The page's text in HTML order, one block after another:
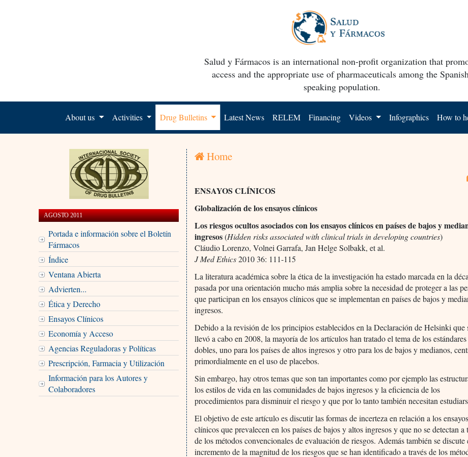
Salud y Fármacos is an international non-profit organization that
access and the appropriate use of pharmaceuticals among the
speaking population.
About us Activities Drug Bulletins Latest News RELEM Financing Videos Infographics How to
AGOSTO 2011
Portada e información sobre el Boletín
Fármacos
Índice
Ventana Abierta
Advierten...
Ética y Derecho
Ensayos Clínicos
Economía y Acceso
Agencias Reguladoras y Políticas
Prescripción, Farmacia y Utilización
Información para los Autores y
Colaboradores
Home
ENSAYOS CLÍNICOS
Globalización de los ensayos clínicos
Los riesgos ocultos asociados con los ensayos clínicos en países de bajos y
ingresos(Hidden risks associated with clinical trials in developing countries)
Cláudio Lorenzo, Volnei Garrafa, Jan Helge Solbakk, et al.
J Med Ethics2010 36: 111-115
La literatura académica sobre la ética de la investigación ha estado marcada en la
pasada por una orientación mucho más amplia sobre la necesidad de proteger a las
que participan en los ensayos clínicos que se implementan en países de bajos y
ingresos.
Debido a la revisión de los principios establecidos en la Declaración de Helsinki que
llevó a cabo en 2008, la mayoría de los artículos han tratado el tema de los estándares
dobles, uno para los países de altos ingresos y otro para los de bajos y medianos,
primordialmente en el uso de placebos.
Sin embargo, hay otros temas que son tan importantes como por ejemplo las
los estilos de vida en las comunidades de bajos ingresos y la eficiencia de los
procedimientos para disminuir el riesgo y que por lo tanto también necesitan
El objetivo de este artículo es discutir las formas de incerteza en relación a los ensayos
clínicos que prevalecen en los países de bajos y altos ingresos y que no se detectan a
de los métodos convencionales de evaluación de riesgos. Además también se discute
incremento de la magnitud de los riesgos que se han identificado a través de los